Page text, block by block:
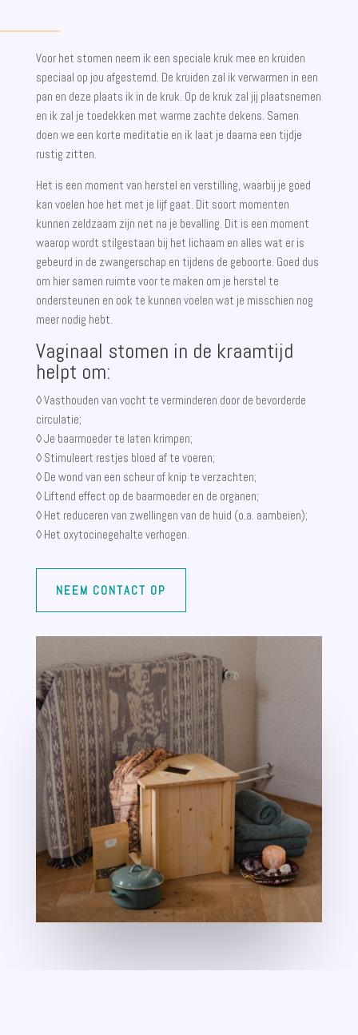
Voor het stomen neem ik een speciale kruk mee en kruiden
speciaal op jou afgestemd. De kruiden zal ik verwarmen in een
pan en deze plaats ik in de kruk. Op de kruk zal jij plaatsnemen
en ik zal je toedekken met warme zachte dekens. Samen
doen we een korte meditatie en ik laat je daarna een tijdje
rustig zitten.
Het is een moment van herstel en verstilling, waarbij je goed
kan voelen hoe het met je lijf gaat. Dit soort momenten
kunnen zeldzaam zijn net na je bevalling. Dit is een moment
waarop wordt stilgestaan bij het lichaam en alles wat er is
gebeurd in de zwangerschap en tijdens de geboorte. Goed dus
om hier samen ruimte voor te maken om je herstel te
ondersteunen en ook te kunnen voelen wat je misschien nog
meer nodig hebt.
Vaginaal stomen in de kraamtijd
helpt om:
◊ Vasthouden van vocht te verminderen door de bevorderde
circulatie;
◊ Je baarmoeder te laten krimpen;
◊ Stimuleert restjes bloed af te voeren;
◊ De wond van een scheur of knip te verzachten;
◊ Liftend effect op de baarmoeder en de organen;
◊ Het reduceren van zwellingen van de huid (o.a. aambeien);
◊ Het oxytocinegehalte verhogen.
NEEM CONTACT OP